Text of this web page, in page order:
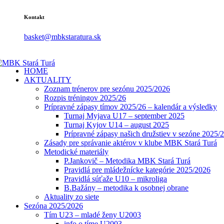
Kontakt
basket@mbkstaratura.sk
HOME
AKTUALITY
Zoznam trénerov pre sezónu 2025/2026
Rozpis tréningov 2025/26
Prípravné zápasy tímov 2025/26 – kalendár a výsledky
Turnaj Myjava U17 – september 2025
Turnaj Kyjov U14 – august 2025
Prípravné zápasy našich družstiev v sezóne 2025/
Zásady pre správanie aktérov v klube MBK Stará Turá
Metodické materiály
P.Jankovič – Metodika MBK Stará Turá
Pravidlá pre mládežnícke kategórie 2025/2026
Pravidlá súťaže U10 – mikroliga
B.Bažány – metodika k osobnej obrane
Aktuality zo siete
Sezóna 2025/2026
Tím U23 – mladé ženy U2003